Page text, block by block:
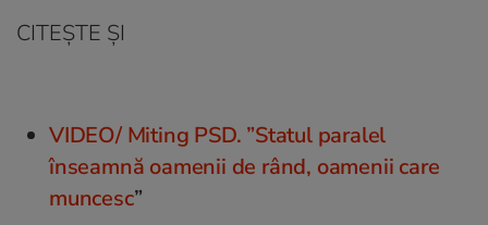
CITEȘTE ȘI
VIDEO/ Miting PSD. ”Statul paralel
înseamnă oamenii de rând, oamenii care
muncesc”